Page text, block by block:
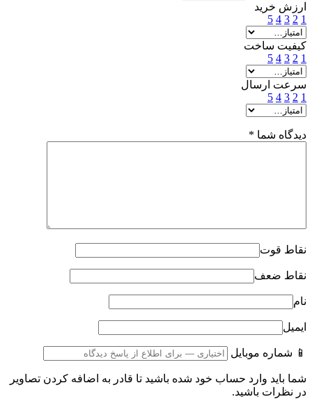
ارزش خرید
1
2
3
4
5
کیفیت ساخت
1
2
3
4
5
سرعت ارسال
1
2
3
4
5
دیدگاه شما *
نقاط قوت
نقاط ضعف
نام
ایمیل
📱 شماره موبایل
شما باید وارد حساب خود شده باشید تا قادر به اضافه کردن تصاویر
در نظرات باشید.